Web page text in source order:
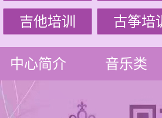
吉他培训 古筝培
中心简介 音乐类